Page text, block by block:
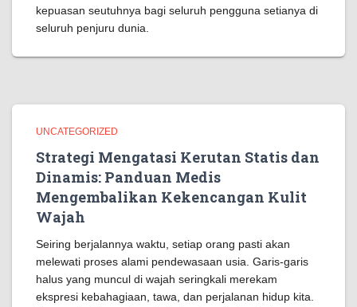
kepuasan seutuhnya bagi seluruh pengguna setianya di
seluruh penjuru dunia.
UNCATEGORIZED
Strategi Mengatasi Kerutan Statis dan
Dinamis: Panduan Medis
Mengembalikan Kekencangan Kulit
Wajah
Seiring berjalannya waktu, setiap orang pasti akan
melewati proses alami pendewasaan usia. Garis-garis
halus yang muncul di wajah seringkali merekam
ekspresi kebahagiaan, tawa, dan perjalanan hidup kita.